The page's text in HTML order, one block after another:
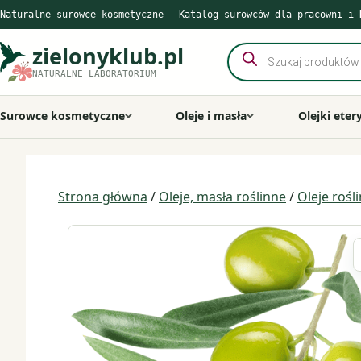
Przejdź
do
treści
Naturalne surowce kosmetyczne Katalog surowców dla pracowni i
zielonyklub.pl
NATURALNE LABORATORIUM
Wyszukiwarka
produktów
Surowce kosmetyczne Oleje i masła Olejki
Strona główna / Oleje, masła roślinne/ Oleje